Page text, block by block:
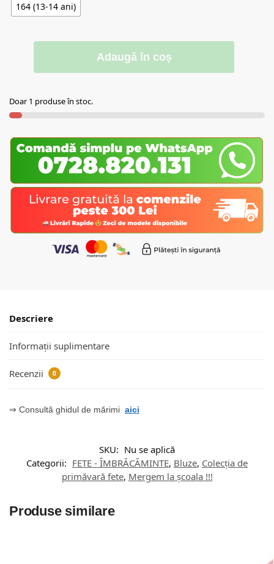
164 (13-14 ani)
Adaugă în coș
Doar 1 produse în stoc.
Descriere
Informații suplimentare
Recenzii 0
⇒ Consultă ghidul de mărimi aici
SKU: Nu se aplică
Categorii: FETE - ÎMBRĂCĂMINTE, Bluze, Colecția de
primăvară fete, Mergem la școala !!!
Produse similare